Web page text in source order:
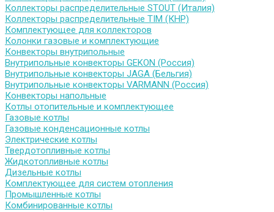
Коллекторы распределительные STOUT (Италия)
Коллекторы распределительные TIM (КНР)
Комплектующее для коллекторов
Колонки газовые и комплектующие
Конвекторы внутрипольные
Внутрипольные конвекторы GEKON (Россия)
Внутрипольные конвекторы JAGA (Бельгия)
Внутрипольные конвекторы VARMANN (Россия)
Конвекторы напольные
Котлы отопительные и комплектующее
Газовые котлы
Газовые конденсационные котлы
Электрические котлы
Твердотопливные котлы
Жидкотопливные котлы
Дизельные котлы
Комплектующее для систем отопления
Промышленные котлы
Комбинированные котлы